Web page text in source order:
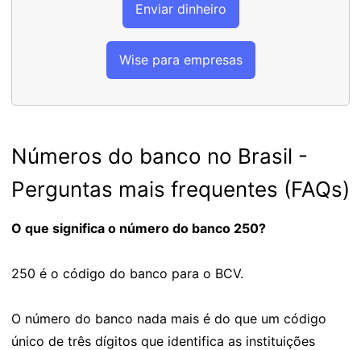
Enviar dinheiro
Wise para empresas
Números do banco no Brasil -
Perguntas mais frequentes (FAQs)
O que significa o número do banco 250?
250 é o código do banco para o BCV.
O número do banco nada mais é do que um código
único de três dígitos que identifica as instituições